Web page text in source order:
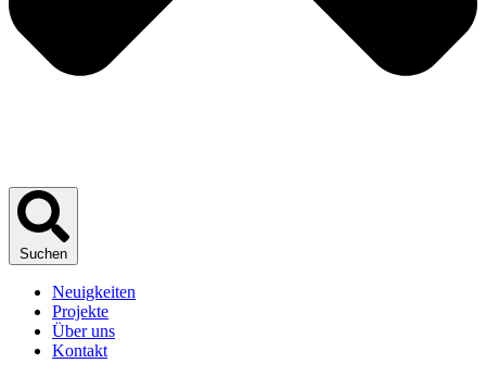
Suchen
Neuigkeiten
Projekte
Über uns
Kontakt